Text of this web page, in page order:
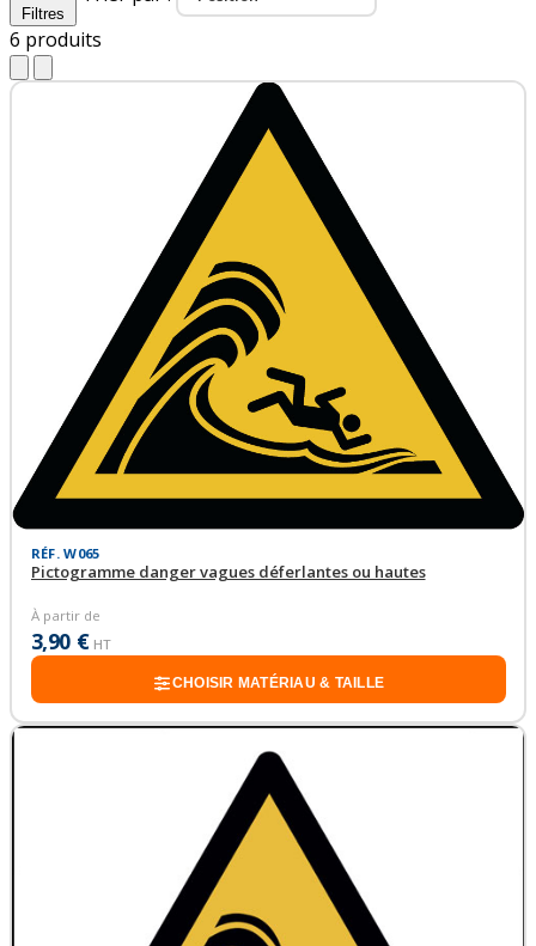
Filtres
6 produits
RÉF. W065
Pictogramme danger vagues déferlantes ou hautes
À partir de
3,90 € HT
CHOISIR MATÉRIAU & TAILLE